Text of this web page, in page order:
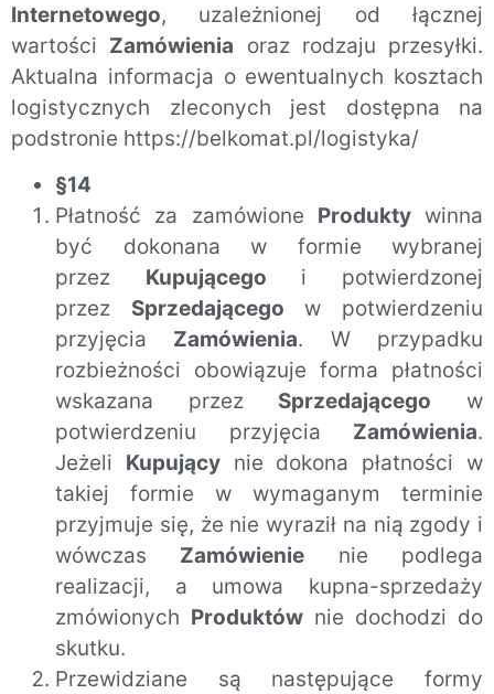
Internetowego, uzależnionej od łącznej
wartości Zamówienia oraz rodzaju przesyłki.
Aktualna informacja o ewentualnych kosztach
logistycznych zleconych jest dostępna na
podstronie https://belkomat.pl/logistyka/
§14
Płatność za zamówione Produktywinna
być dokonana w formie wybranej
przez Kupującego i potwierdzonej
przez Sprzedającego w potwierdzeniu
przyjęcia Zamówienia. W przypadku
rozbieżności obowiązuje forma płatności
wskazana przez Sprzedającego w
potwierdzeniu przyjęcia Zamówienia.
Jeżeli Kupującynie dokona płatności w
takiej formie w wymaganym terminie
przyjmuje się, że nie wyraził na nią zgody i
wówczas Zamówienie nie podlega
realizacji, a umowa kupna-sprzedaży
zmówionych Produktów nie dochodzi do
skutku.
Przewidziane są następujące formy